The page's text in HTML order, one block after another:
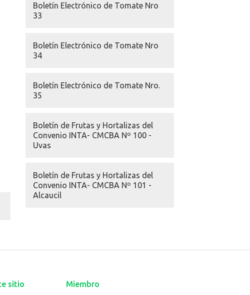
Boletín Electrónico de Tomate Nro
33
Boletín Electrónico de Tomate Nro
34
Boletín Electrónico de Tomate Nro.
35
Boletín de Frutas y Hortalizas del
Convenio INTA- CMCBA Nº 100 -
Uvas
Boletín de Frutas y Hortalizas del
Convenio INTA- CMCBA Nº 101 -
Alcaucil
sitio Miembro